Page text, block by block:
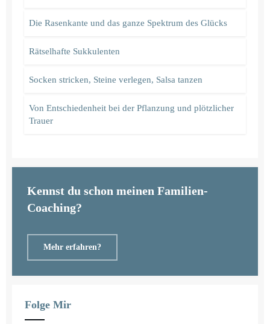
Die Rasenkante und das ganze Spektrum des Glücks
Rätselhafte Sukkulenten
Socken stricken, Steine verlegen, Salsa tanzen
Von Entschiedenheit bei der Pflanzung und plötzlicher
Trauer
Kennst du schon meinen Familien-
Coaching?
Mehr erfahren?
Folge Mir